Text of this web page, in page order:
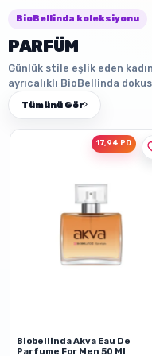
BioBellinda koleksiyonu
PARFÜM
Günlük stile eşlik eden
ayrıcalıklı BioBellinda
Tümünü Gör
17,94 PD
Biobellinda Akva Eau De
Parfume For Men 50 Ml